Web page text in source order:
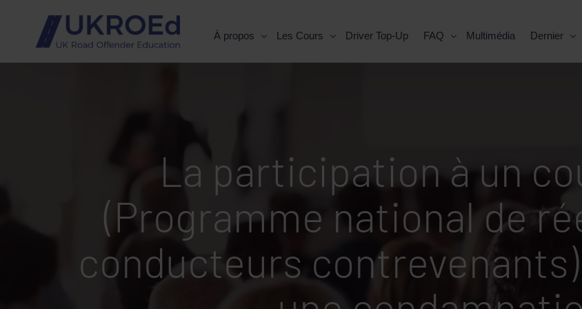
À propos Les Cours Driver Top-Up FAQ Multimédia Dernier
La participation à un
(Programme national de
conducteurs